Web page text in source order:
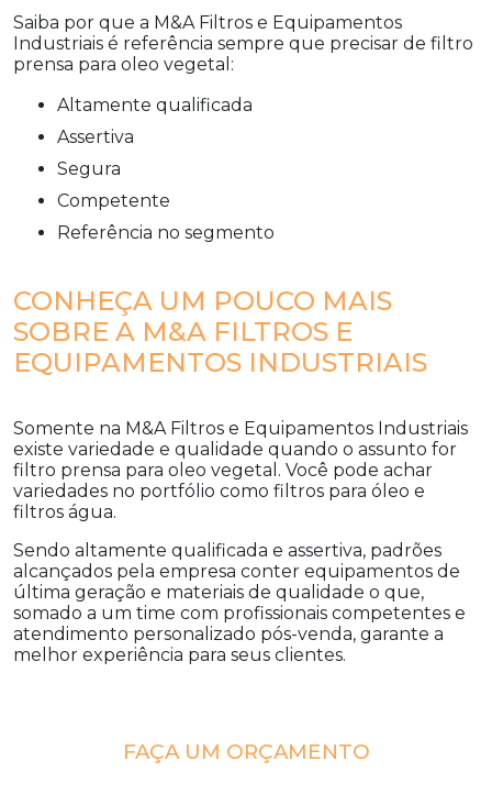
Saiba por que a M&A Filtros e Equipamentos
Industriais é referência sempre que precisar de filtro
prensa para oleo vegetal :
altamente qualificada
assertiva
segura
competente
referência no segmento
CONHEÇA UM POUCO MAIS
SOBRE A M&A FILTROS E
EQUIPAMENTOS INDUSTRIAIS
Somente na M&A Filtros e Equipamentos Industriais
existe variedade e qualidade quando o assunto for
filtro prensa para oleo vegetal . Você pode achar
variedades no portfólio como filtros para óleo e
filtros água.
Sendo altamente qualificada e assertiva, padrões
alcançados pela empresa conter equipamentos de
última geração e materiais de qualidade o que,
somado a um time com profissionais competentes e
atendimento personalizado pós-venda, garante a
melhor experiência para seus clientes.
FAÇA UM ORÇAMENTO